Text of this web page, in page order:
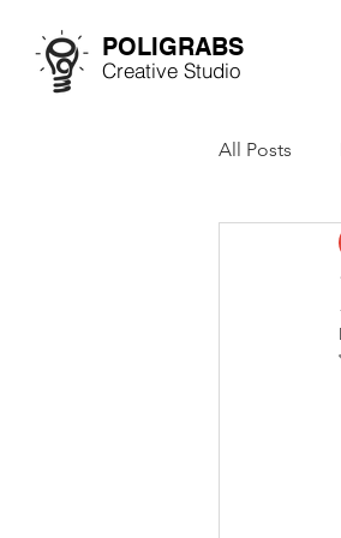
POLIGRABS
Creative Studio
All Posts
Studi